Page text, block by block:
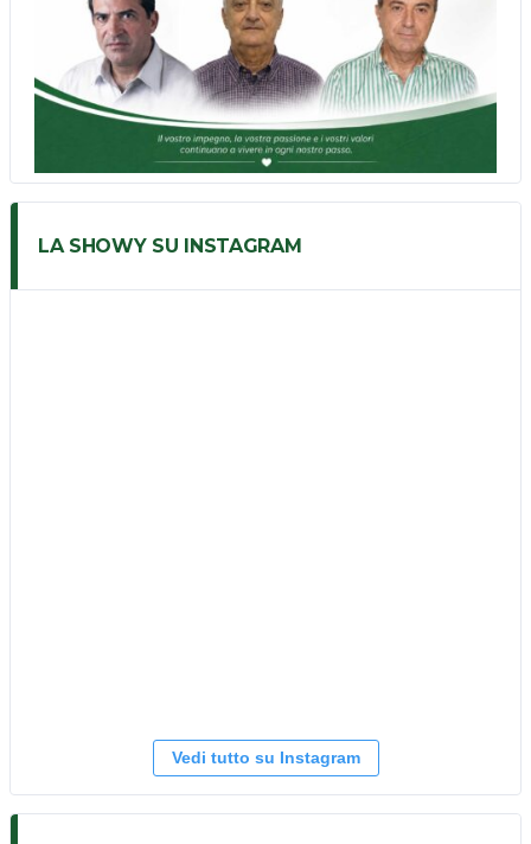
LA SHOWY SU INSTAGRAM
Vedi tutto su Instagram